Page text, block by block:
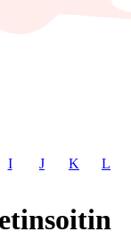
I J K L